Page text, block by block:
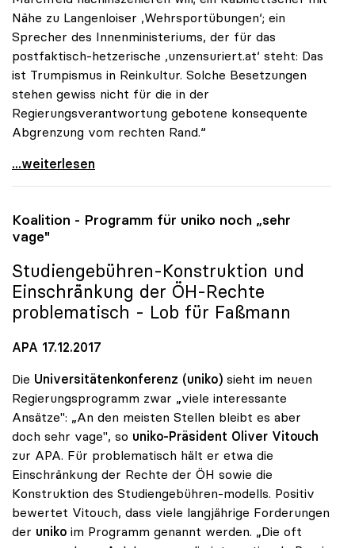
Nähe zu Langenloiser ‚Wehrsportübungen‘; ein
Sprecher des Innenministeriums, der für das
postfaktisch-hetzerische ‚unzensuriert.at‘ steht: Das
ist Trumpismus in Reinkultur. Solche Besetzungen
stehen gewiss nicht für die in der
Regierungsverantwortung gebotene konsequente
Abgrenzung vom rechten Rand.“
Vitouch: Personalentscheidungen der
...weiterlesen
Koalition - Programm für uniko noch „sehr
vage"
Studiengebühren-Konstruktion und
Einschränkung der ÖH-Rechte
problematisch - Lob für Faßmann
APA 17.12.2017
Die Universitätenkonferenz (uniko) sieht im neuen
Regierungsprogramm zwar „viele interessante
Ansätze": „An den meisten Stellen bleibt es aber
doch sehr vage", so uniko-Präsident Oliver Vitouch
zur APA. Für problematisch hält er etwa die
Einschränkung der Rechte der ÖH sowie die
Konstruktion des Studiengebühren-modells. Positiv
bewertet Vitouch, dass viele langjährige Forderungen
der uniko im Programm genannt werden. „Die oft